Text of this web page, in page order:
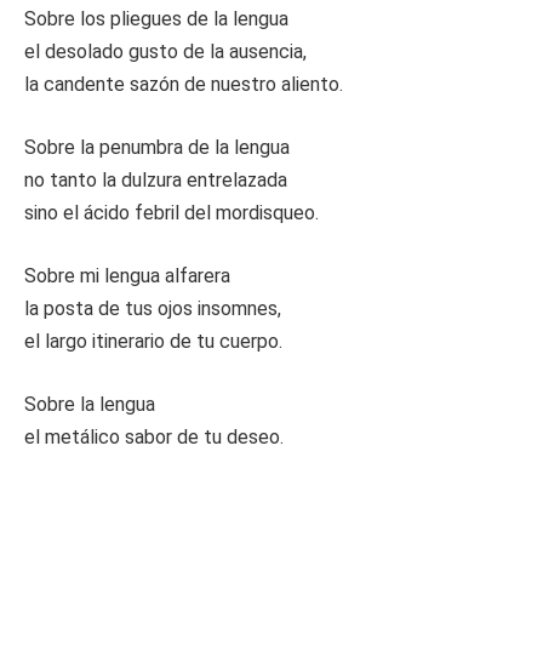
Sobre los pliegues de la lengua
el desolado gusto de la ausencia,
la candente sazón de nuestro aliento.
Sobre la penumbra de la lengua
no tanto la dulzura entrelazada
sino el ácido febril del mordisqueo.
Sobre mi lengua alfarera
la posta de tus ojos insomnes,
el largo itinerario de tu cuerpo.
Sobre la lengua
el metálico sabor de tu deseo.